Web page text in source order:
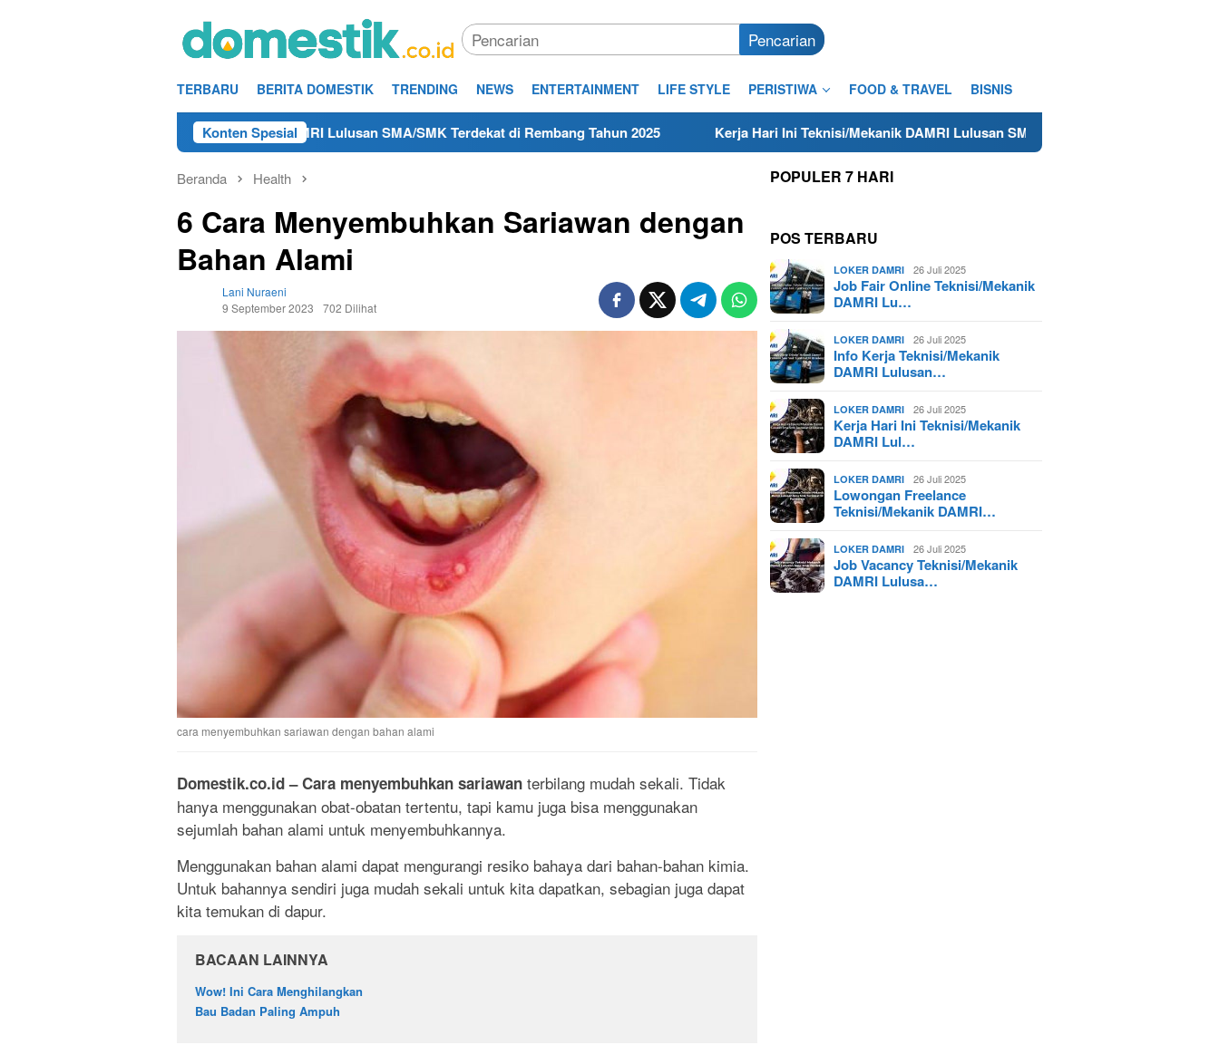
Pencarian
TERBARU BERITA DOMESTIK TRENDING NEWS ENTERTAINMENT LIFE STYLE PERISTIWA FOOD & TRAVEL BISNIS
Konten Spesial
Kerja Teknisi/Mekanik DAMRI Lulusan SMA/SMK Terdekat di Rembang Tahun 2025 Kerja Hari Ini Teknisi/Mekanik DAMRI Lulusan SMA/SMK Terdekat di Cilacap Tahun 2025
Beranda Health
6 Cara Menyembuhkan Sariawan dengan
Bahan Alami
Lani Nuraeni
9 September 2023
702 Dilihat
cara menyembuhkan sariawan dengan bahan alami
Domestik.co.id– Cara menyembuhkan sariawan terbilang mudah sekali. Tidak
hanya menggunakan obat-obatan tertentu, tapi kamu juga bisa menggunakan
sejumlah bahan alami untuk menyembuhkannya.
Menggunakan bahan alami dapat mengurangi resiko bahaya dari bahan-bahan kimia.
Untuk bahannya sendiri juga mudah sekali untuk kita dapatkan, sebagian juga dapat
kita temukan di dapur.
BACAAN LAINNYA
Wow! Ini Cara Menghilangkan
Bau Badan Paling Ampuh
POPULER 7 HARI
POS TERBARU
LOKER DAMRI 26 Juli 2025
Job Fair Online Teknisi/Mekanik
DAMRI Lu…
LOKER DAMRI 26 Juli 2025
Info Kerja Teknisi/Mekanik
DAMRI Lulusan…
LOKER DAMRI 26 Juli 2025
Kerja Hari Ini Teknisi/Mekanik
DAMRI Lul…
LOKER DAMRI 26 Juli 2025
Lowongan Freelance
Teknisi/Mekanik DAMRI…
LOKER DAMRI 26 Juli 2025
Job Vacancy Teknisi/Mekanik
DAMRI Lulusa…